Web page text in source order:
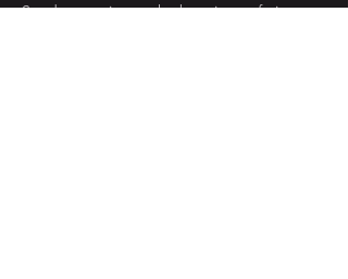
Sunday evening at the best jazz cafe in